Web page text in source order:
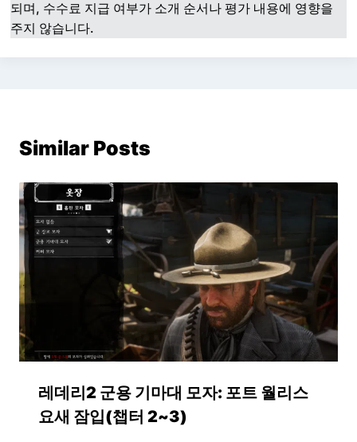
되며, 수수료 지급 여부가 소개 순서나 평가 내용에 영향을
주지 않습니다.
Similar Posts
레데리2 군용 기마대 모자: 포트 월리스
요새 잠입(챕터 2~3)